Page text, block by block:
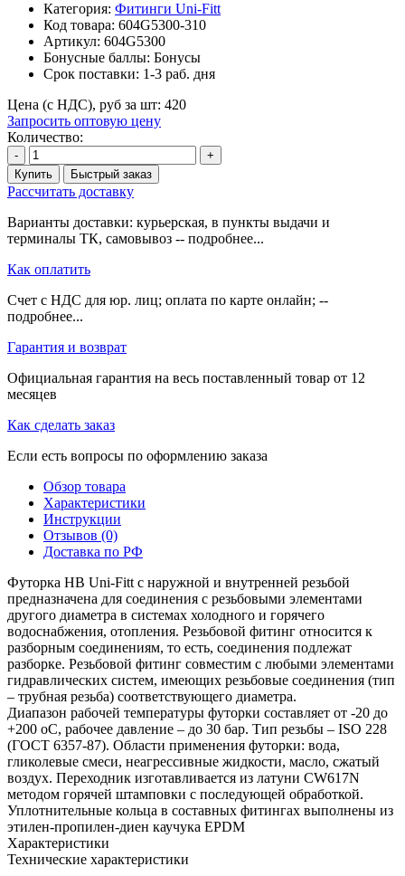
Категория: Фитинги Uni-Fitt
Код товара: 604G5300-310
Артикул: 604G5300
Бонусные баллы: Бонусы
Срок поставки: 1-3 раб. дня
Цена (с НДС), руб за шт: 420
Запросить оптовую цену
Количество:
-
+
Купить
Быстрый заказ
Рассчитать доставку
Варианты доставки: курьерская, в пункты выдачи и
терминалы ТК, самовывоз -- подробнее...
Как оплатить
Счет с НДС для юр. лиц; оплата по карте онлайн; --
подробнее...
Гарантия и возврат
Официальная гарантия на весь поставленный товар от 12
месяцев
Как сделать заказ
Если есть вопросы по оформлению заказа
Обзор товара
Характеристики
Инструкции
Отзывов (0)
Доставка по РФ
Футорка HB Uni-Fitt с наружной и внутренней резьбой
предназначена для соединения с резьбовыми элементами
другого диаметра в системах холодного и горячего
водоснабжения, отопления. Резьбовой фитинг относится к
разборным соединениям, то есть, соединения подлежат
разборке. Резьбовой фитинг совместим с любыми элементами
гидравлических систем, имеющих резьбовые соединения (тип
– трубная резьба) соответствующего диаметра.
Диапазон рабочей температуры футорки составляет от -20 до
+200 оС, рабочее давление – до 30 бар. Тип резьбы – ISO 228
(ГОСТ 6357-87). Области применения футорки: вода,
гликолевые смеси, неагрессивные жидкости, масло, сжатый
воздух. Переходник изготавливается из латуни CW617N
методом горячей штамповки с последующей обработкой.
Уплотнительные кольца в составных фитингах выполнены из
этилен-пропилен-диен каучука EPDM
Характеристики
Технические характеристики